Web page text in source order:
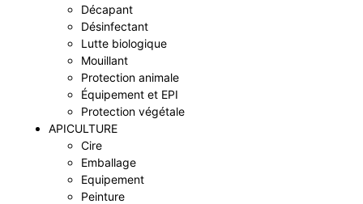
Décapant
Désinfectant
Lutte biologique
Mouillant
Protection animale
Équipement et EPI
Protection végétale
APICULTURE
Cire
Emballage
Equipement
Peinture